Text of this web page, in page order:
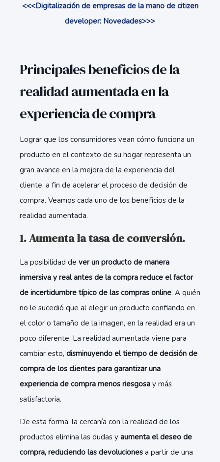
<<<Digitalización de empresas de la mano de citizen
developer: Novedades>>>
Principales beneficios de la
realidad aumentada en la
experiencia de compra
Lograr que los consumidores vean cómo funciona un
producto en el contexto de su hogar representa un
gran avance en la mejora de la experiencia del
cliente, a fin de acelerar el proceso de decisión de
compra. Veamos cada uno de los beneficios de la
realidad aumentada.
1. Aumenta la tasa de conversión.
La posibilidad de ver un producto de manera
inmersiva y real antes de la compra reduce el factor
de incertidumbre típico de las compras online. A quién
no le sucedió que al elegir un producto confiando en
el color o tamaño de la imagen, en la realidad era un
poco diferente. La realidad aumentada viene para
cambiar esto, disminuyendo el tiempo de decisión de
compra de los clientes para garantizar una
experiencia de compra menos riesgosa y más
satisfactoria.
De esta forma, la cercanía con la realidad de los
productos elimina las dudas y aumenta el deseo de
compra, reduciendo las devoluciones a partir de una